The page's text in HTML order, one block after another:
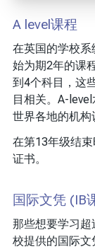
A level课程
在英国的学校
始为期2年的课
到4个科目，这
目相关。A-
世界各地的机构
在第13年级结
证书。
国际文凭 (IB
那些想要学习
校提供的国际文